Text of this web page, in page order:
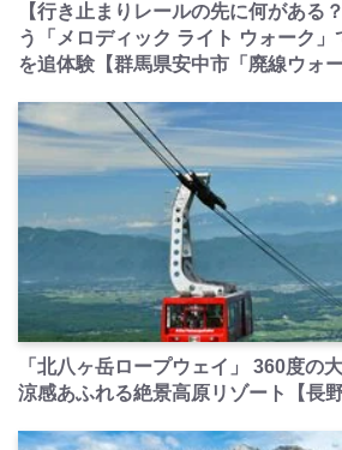
【行き止まりレールの先に何がある
う「メロディック ライト ウォーク
を追体験【群馬県安中市「廃線ウォー
「北八ヶ岳ロープウェイ」 360度の
涼感あふれる絶景高原リゾート【長野